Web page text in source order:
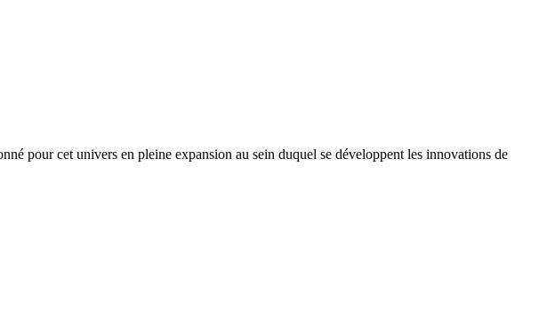
pour cet univers en pleine expansion au sein duquel se développent les innovations de